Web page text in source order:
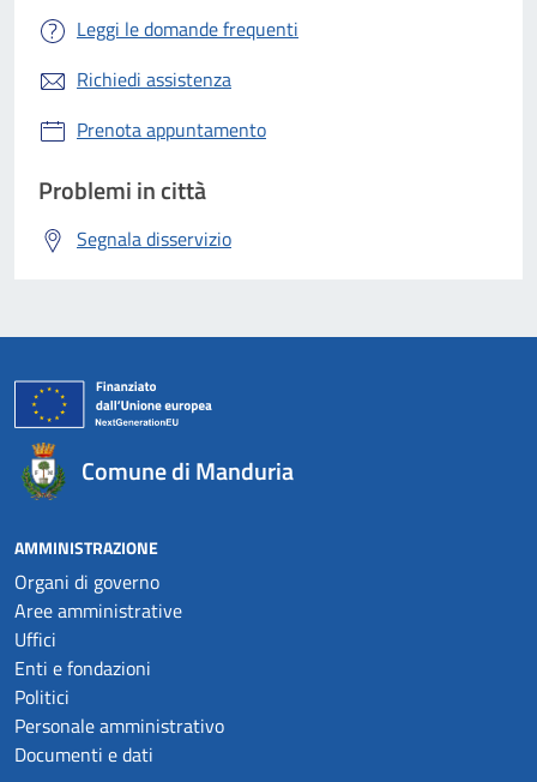
Leggi le domande frequenti
Richiedi assistenza
Prenota appuntamento
Problemi in città
Segnala disservizio
Comune di Manduria
AMMINISTRAZIONE
Organi di governo
Aree amministrative
Uffici
Enti e fondazioni
Politici
Personale amministrativo
Documenti e dati